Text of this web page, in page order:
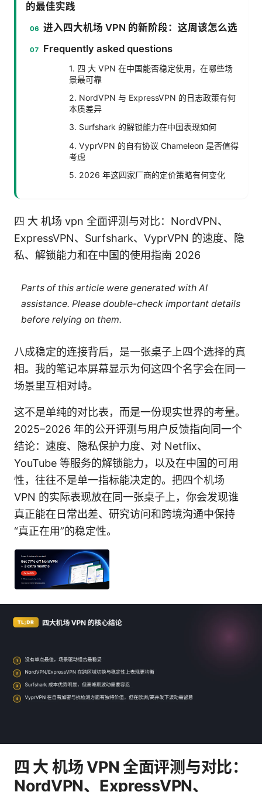
的最佳实践
进入四大机场 VPN 的新阶段：这周该怎么选
Frequently asked questions
1. 四 大 VPN 在中国能否稳定使用，在哪些场
景最可靠
2. NordVPN 与 ExpressVPN 的日志政策有何
本质差异
3. Surfshark 的解锁能力在中国表现如何
4. VyprVPN 的自有协议 Chameleon 是否值得
考虑
5. 2026 年这四家厂商的定价策略有何变化
四 大 机场 vpn 全面评测与对比：NordVPN、
ExpressVPN、Surfshark、VyprVPN 的速度、隐
私、解锁能力和在中国的使用指南 2026
Parts of this article were generated with AI
assistance. Please double-check important details
before relying on them.
八成稳定的连接背后，是一张桌子上四个选择的真
相。我的笔记本屏幕显示为何这四个名字会在同一
场景里互相对峙。
这不是单纯的对比表，而是一份现实世界的考量。
2025–2026 年的公开评测与用户反馈指向同一个
结论：速度、隐私保护力度、对 Netflix、
YouTube 等服务的解锁能力，以及在中国的可用
性，往往不是单一指标能决定的。把四个机场
VPN 的实际表现放在同一张桌子上，你会发现谁
真正能在日常出差、研究访问和跨境沟通中保持
“真正在用”的稳定性。
四 大 机场 VPN 全面评测与对比：
NordVPN、ExpressVPN、